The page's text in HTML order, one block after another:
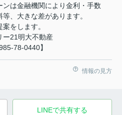
は金融機関により金利・手数
、大きな差があります。
をします。
ー21明大不動産
78-0440】
情報の見方
LINEで共有する